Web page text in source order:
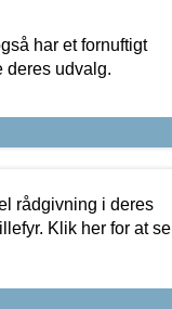
har et fornuftigt
deres udvalg.
rådgivning i deres
Klik her for at se